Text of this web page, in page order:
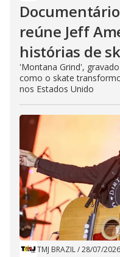
reúne Jeff
histórias de
'Montana Grind',
como o skate
nos Estados Unido
TMJ BRAZIL/28/07/2026